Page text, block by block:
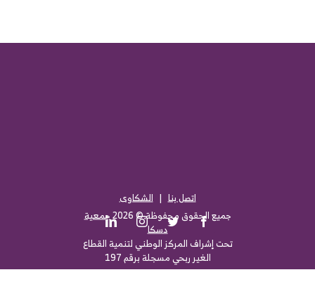
اتصل بنا|الشكاوى
جميع الحقوق محفوظة ©2026جمعية
دسكا
تحت إشراف المركز الوطني لتنمية القطاع
الغير ربحي مسجلة برقم 197
Facebook
Twitter
Instagram
LinkedIn